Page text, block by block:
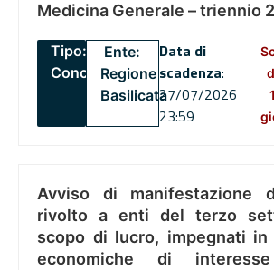
Medicina Generale – triennio
Tipo:
Concorsi
Ente:
Regione
Basilicata
Data di
scadenza:
27/07/2026
23:59
Avviso di manifestazione
rivolto a enti del terzo
scopo di lucro, impegnati
economiche di